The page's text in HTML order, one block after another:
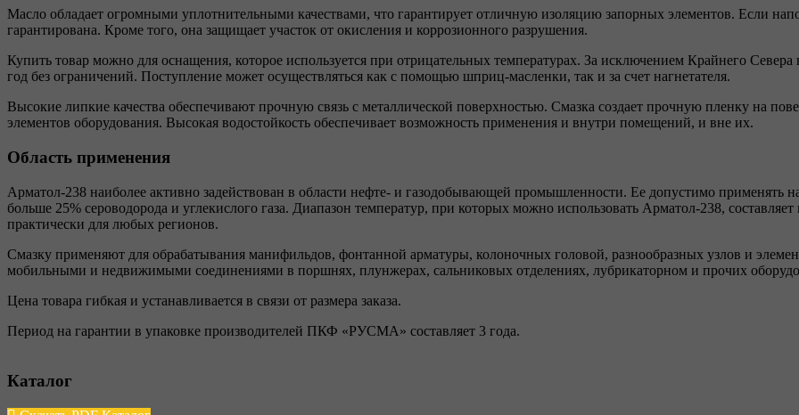
Масло обладает огромными уплотнительными качествами, что гарантирует отличную изоляцию запорных элементов. Если
гарантирована. Кроме того, она защищает участок от окисления и коррозионного разрушения.
Купить товар можно для оснащения, которое используется при отрицательных температурах. За исключением Крайнего
год без ограничений. Поступление может осуществляться как с помощью шприц-масленки, так и за счет нагнетателя.
Высокие липкие качества обеспечивают прочную связь с металлической поверхностью. Смазка создает прочную пленку на
элементов оборудования. Высокая водостойкость обеспечивает возможность применения и внутри помещений, и вне их.
Область применения
Арматол-238 наиболее активно задействован в области нефте- и газодобывающей промышленности. Ее допустимо применять
больше 25% сероводорода и углекислого газа. Диапазон температур, при которых можно использовать Арматол-238,
практически для любых регионов.
Смазку применяют для обрабатывания манифильдов, фонтанной арматуры, колоночных головой, разнообразных узлов и
мобильными и недвижимыми соединениями в поршнях, плунжерах, сальниковых отделениях, лубрикаторном и прочих
Цена товара гибкая и устанавливается в связи от размера заказа.
Период на гарантии в упаковке производителей ПКФ «РУСМА» составляет 3 года.
Каталог